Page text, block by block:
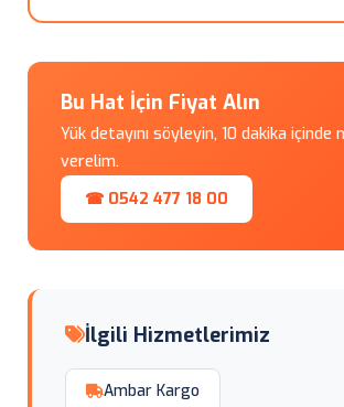
Bu Hat İçin Fiyat Alın
Yük detayını söyleyin, 10 dakika
verelim.
☎ 0542 477 18 00
İlgili Hizmetlerimiz
Ambar Kargo